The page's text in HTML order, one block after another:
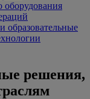
оборудования
образовательные
решения,